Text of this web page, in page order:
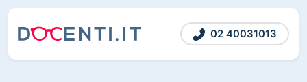
02 40031013